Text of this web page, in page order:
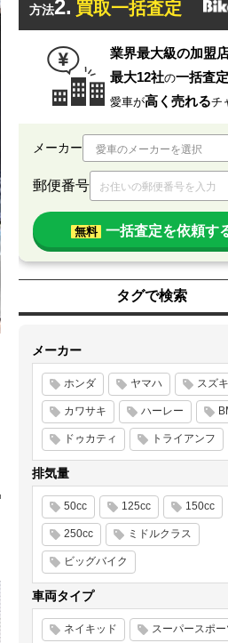
方法2. 買取一括査定
業界最大級の加盟
最大12社の一括査定
愛車が高く売れるチ
メーカー
郵便番号
無料 一括査定を依頼す
タグで検索
メーカー
ホンダ ヤマハ スズキ
カワサキ ハーレー
ドゥカティ トライアンフ
排気量
50cc 125cc 150cc
250cc ミドルクラス
ビッグバイク
車両タイプ
ネイキッド スーパースポー